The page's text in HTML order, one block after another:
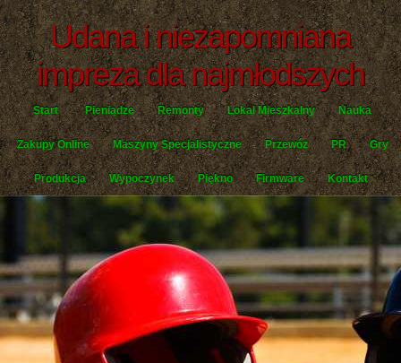
Udana i niezapomniana
impreza dla najmłodszych
Start Pieniądze Remonty Lokal Mieszkalny Nauka
Zakupy Online Maszyny Specjalistyczne Przewóz PR Gry
Produkcja Wypoczynek Piękno Firmware Kontakt